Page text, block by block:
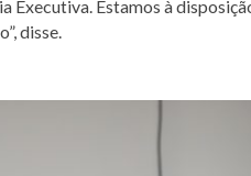
Executiva. Estamos à
disse.